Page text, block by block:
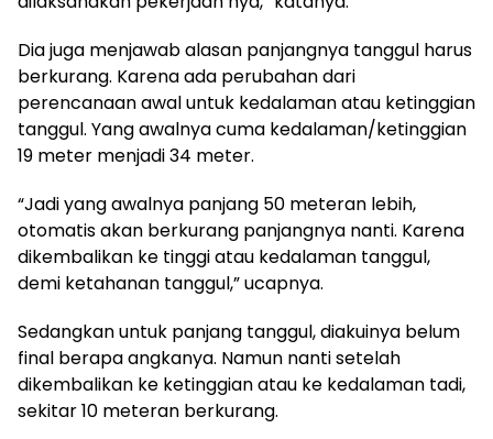
Dia juga menjawab alasan panjangnya tanggul harus
berkurang. Karena ada perubahan dari
perencanaan awal untuk kedalaman atau ketinggian
tanggul. Yang awalnya cuma kedalaman/ketinggian
19 meter menjadi 34 meter.
“Jadi yang awalnya panjang 50 meteran lebih,
otomatis akan berkurang panjangnya nanti. Karena
dikembalikan ke tinggi atau kedalaman tanggul,
demi ketahanan tanggul,” ucapnya.
Sedangkan untuk panjang tanggul, diakuinya belum
final berapa angkanya. Namun nanti setelah
dikembalikan ke ketinggian atau ke kedalaman tadi,
sekitar 10 meteran berkurang.